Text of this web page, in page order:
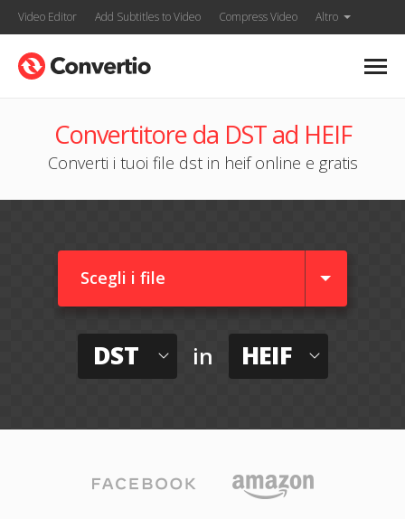
Video Editor Add Subtitles to Video Compress Video Altro
Convertitore da DST ad HEIF
Converti i tuoi file dst in heif online e gratis
Scegli i file
DST in HEIF